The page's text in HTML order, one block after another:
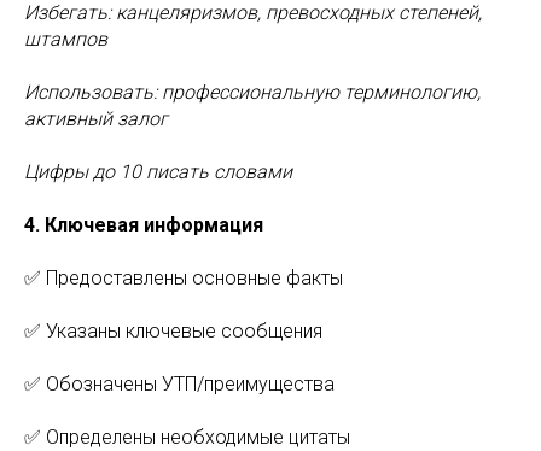
Избегать: канцеляризмов, превосходных степеней,
штампов
Использовать: профессиональную терминологию,
активный залог
Цифры до 10 писать словами
4. Ключевая информация
✅ Предоставлены основные факты
✅ Указаны ключевые сообщения
✅ Обозначены УТП/преимущества
✅ Определены необходимые цитаты